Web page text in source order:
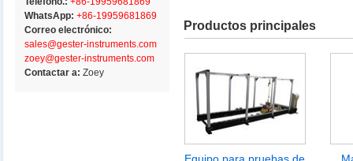
WhatsApp: +86-19959681869
Correo electrónico:
sales@gester-instruments.com
zoey@gester-instruments.com
Contactar a:Zoey
Productos principales